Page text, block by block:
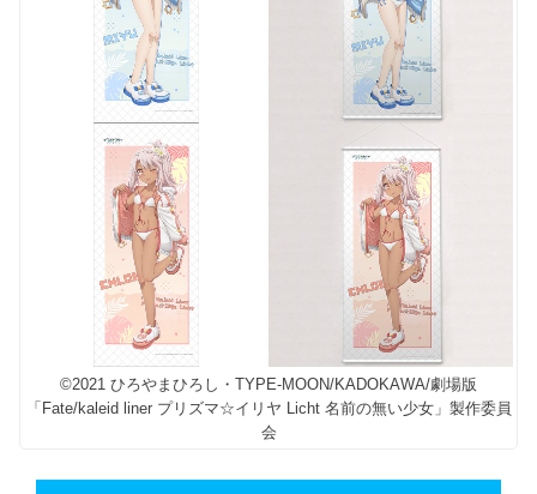
©2021 ひろやまひろし・TYPE-MOON/KADOKAWA/劇場版
「Fate/kaleid liner プリズマ☆イリヤ Licht 名前の無い少女」製作委員
会